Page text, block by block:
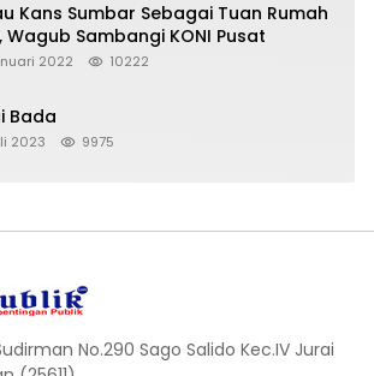
Kans Sumbar Sebagai Tuan Rumah
Wagub Sambangi KONI Pusat
2022 10222
Bada
2023 9975
No.290 Sago Salido Kec.IV Jurai